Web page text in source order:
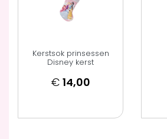
Kerstsok prinsessen
Disney kerst
€ 14,00